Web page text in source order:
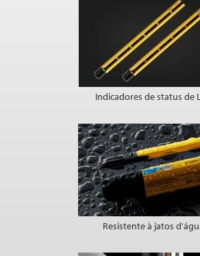
Indicadores de status de
Resistente à jatos